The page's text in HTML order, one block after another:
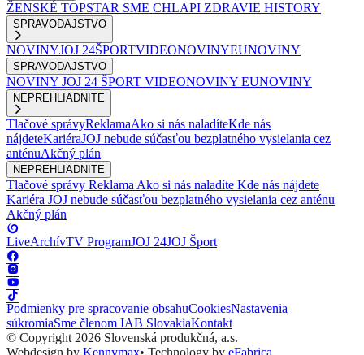
ŽENSKÉ TOPSTAR SME CHLAPI ZDRAVIE HISTORY
SPRAVODAJSTVO
NOVINYJOJ 24ŠPORTVIDEONOVINYEUNOVINY
SPRAVODAJSTVO
NOVINY JOJ 24 ŠPORT VIDEONOVINY EUNOVINY
NEPREHLIADNITE
Tlačové správyReklamaAko si nás naladíteKde nás
nájdeteKariéraJOJ nebude súčasťou bezplatného vysielania cez
anténuAkčný plán
NEPREHLIADNITE
Tlačové správy ReklamaAko si nás naladíte Kde nás nájdete
Kariéra JOJ nebude súčasťou bezplatného vysielania cez anténu
Akčný plán
LiveArchívTV ProgramJOJ 24JOJ Šport
Podmienky pre spracovanie obsahuCookiesNastavenia
súkromiaSme členom IAB SlovakiaKontakt
© Copyright 2026 Slovenská produkčná, a.s.